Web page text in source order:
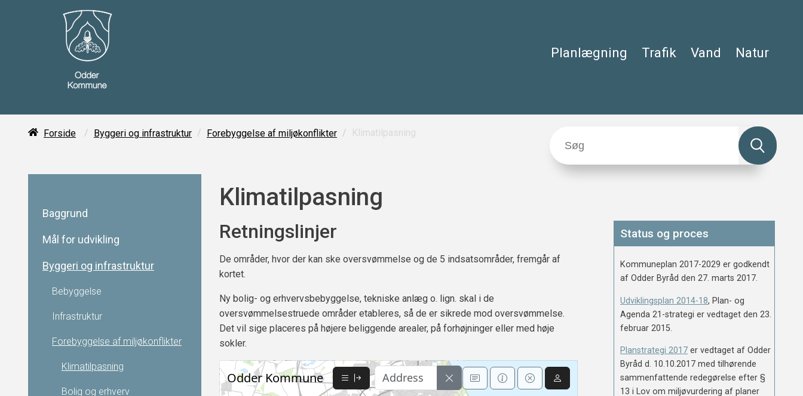
Planlægning Trafik Vand Natur
Forside / Byggeri og infrastruktur / Forebyggelse af miljøkonflikter / Klimatilpasning
Baggrund
Mål for udvikling
Byggeri og infrastruktur
Bebyggelse
Infrastruktur
Forebyggelse af miljøkonflikter
Klimatilpasning
Bolig og erhverv
Klimatilpasning
Retningslinjer
De områder, hvor der kan ske oversvømmelse og de 5 indsatsområder, fremgår af
kortet.
Ny bolig- og erhvervsbebyggelse, tekniske anlæg o. lign. skal i de
oversvømmelsestruede områder etableres, så de er sikrede mod oversvømmelse.
Det vil sige placeres på højere beliggende arealer, på forhøjninger eller med høje
sokler.
Status og proces
Kommuneplan 2017-2029 er godkendt
af Odder Byråd den 27. marts 2017.
Udviklingsplan 2014-18, Plan- og
Agenda 21-strategi er vedtaget den 23.
februar 2015.
Planstrategi 2017 er vedtaget af Odder
Byråd d. 10.10.2017 med tilhørende
sammenfattende redegørelse efter §
13 i Lov om miljøvurdering af planer